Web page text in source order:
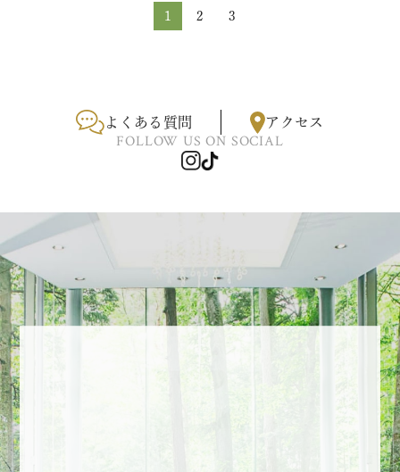
1 2 3
よくある質問 アクセス
FOLLOW US ON SOCIAL